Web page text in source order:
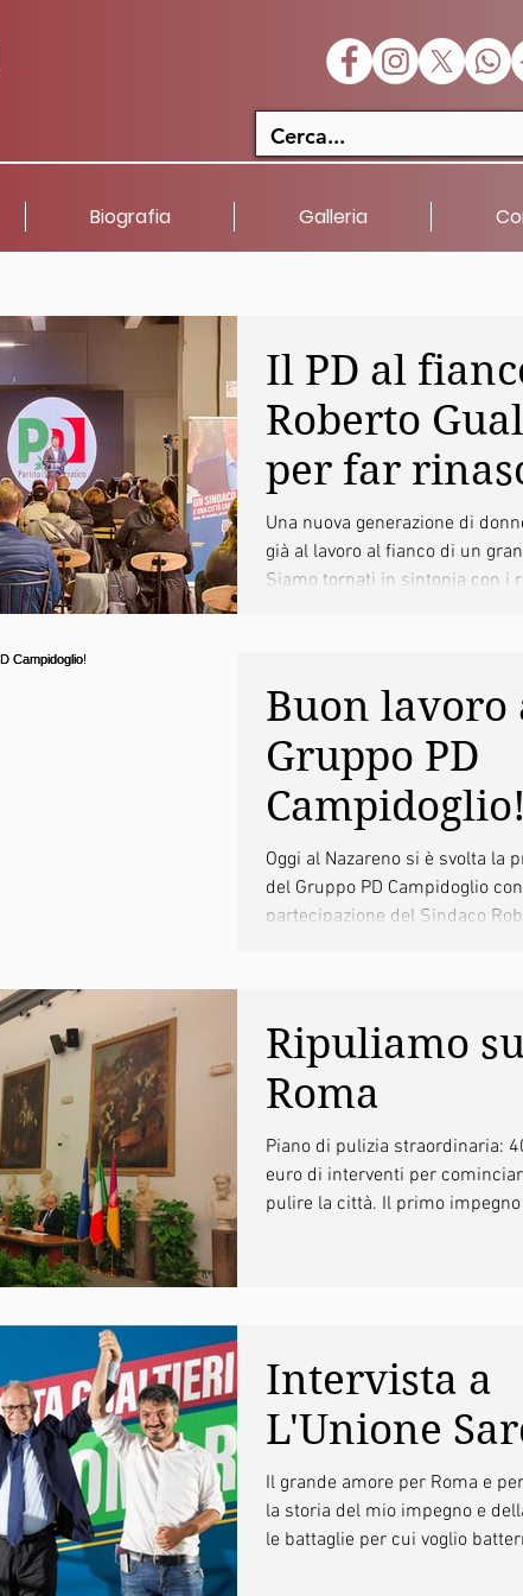
Biografia Galleria
Il PD al
Roberto
per far
Roma
Una nuova generazione di
già al lavoro al fianco di un
Siamo tornati in sintonia con i
Nicola Zingaretti . Grazie all'impegno di tutta la
nostra comunità, insieme alle
coalizione, siamo protagonisti
della città, ora dobbiamo
energie nel nostro lavoro con l'
Buon lavoro
Gruppo PD
Campidoglio!
Oggi al Nazareno si è svolta la
del Gruppo PD Campidoglio
partecipazione del Sindaco
Ripuliamo
Roma
Piano di pulizia straordinaria:
euro di interventi per
pulire la città. Il primo
Intervista a
L'Unione
Il grande amore per Roma e
la storia del mio impegno e
le battaglie per cui voglio